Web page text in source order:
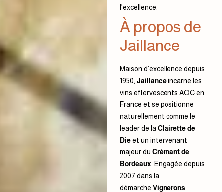
l’excellence.
À propos de
Jaillance
Maison d’excellence depuis
1950, Jaillanceincarne les
vins effervescents AOC en
France et se positionne
naturellement comme le
leader de laClairette de
Dieet un intervenant
majeur du Crémant de
Bordeaux . Engagée depuis
2007 dans la
démarche Vignerons